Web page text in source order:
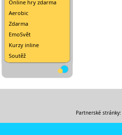
Online hry zdarma
Aerobic
Zdarma
EmoSvět
Kurzy inline
Soutěž
Partnerské stránky: